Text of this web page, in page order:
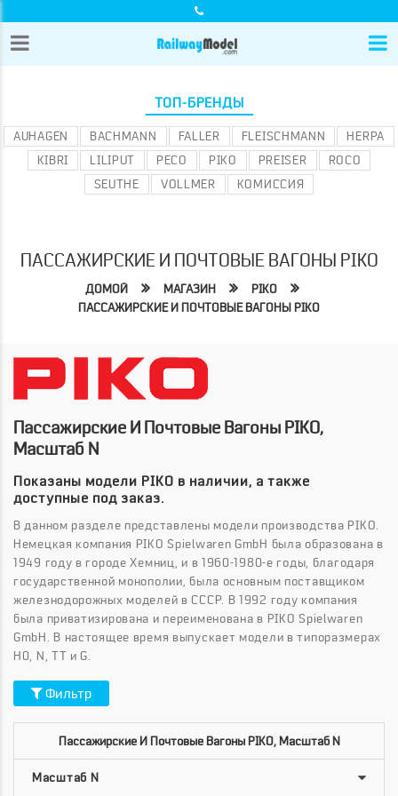
ТОП-БРЕНДЫ
AUHAGEN BACHMANN FALLER FLEISCHMANN
HERPA
KIBRI
LILIPUT PECO PIKO PREISER
ROCO
SEUTHE
VOLLMER КОМИССИЯ
ПАССАЖИРСКИЕ И ПОЧТОВЫЕ ВАГОНЫ PIKO
ДОМОЙ МАГАЗИН
PIKO
ПАССАЖИРСКИЕ И ПОЧТОВЫЕ ВАГОНЫ PIKO
Пассажирские И Почтовые Вагоны PIKO,
Масштаб N
Показаны модели PIKO в наличии, а также
доступные под заказ.
В данном разделе представлены модели производства PIKO.
Немецкая компания PIKO Spielwaren GmbH была образована в
1949 году в городе Хемниц, и в 1960-1980-е годы, благодаря
государственной монополии, была основным поставщиком
железнодорожных моделей в СССР. В 1992 году компания
была приватизирована и переименована в PIKO Spielwaren
GmbH. В настоящее время выпускает модели в типоразмерах
H0, N, ТТ и G.
Фильтр
Пассажирские И Почтовые Вагоны PIKO, Масштаб N